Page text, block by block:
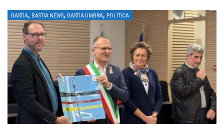
BASTIA, BASTIA NEWS, BASTIA UMBRA, POLITICA